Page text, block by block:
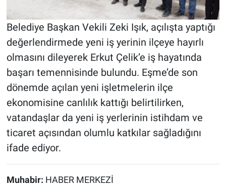
Belediye Başkan Vekili Zeki Işık, açılışta yaptığı
değerlendirmede yeni iş yerinin ilçeye hayırlı
olmasını dileyerek Erkut Çelik’e iş hayatında
başarı temennisinde bulundu. Eşme’de son
dönemde açılan yeni işletmelerin ilçe
ekonomisine canlılık kattığı belirtilirken,
vatandaşlar da yeni iş yerlerinin istihdam ve
ticaret açısından olumlu katkılar sağladığını
ifade ediyor.
Muhabir: HABER MERKEZİ